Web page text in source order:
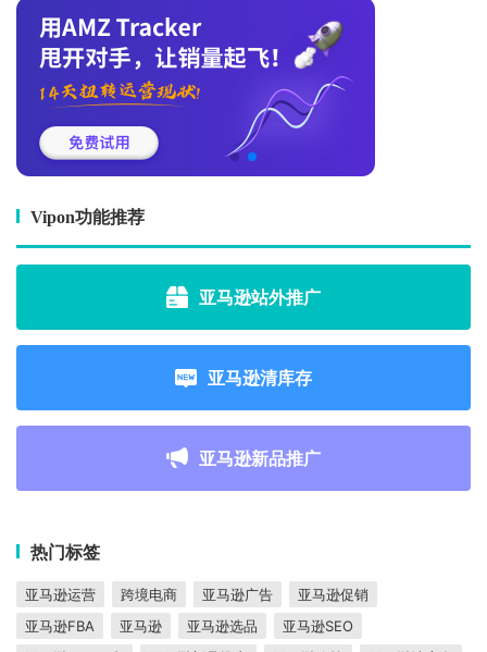
Vipon功能推荐
亚马逊站外推广
亚马逊清库存
亚马逊新品推广
热门标签
亚马逊运营 跨境电商 亚马逊广告
亚马逊促销
亚马逊FBA
亚马逊 亚马逊选品
亚马逊SEO